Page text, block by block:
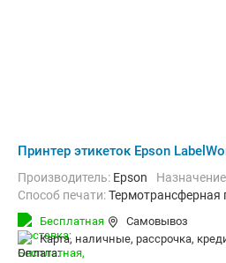
Принтер этикеток Epson
Производитель: Epson
Способ печати:Термотрансферная
Бесплатная
Самовывоз
карта, наличные, рассрочка,